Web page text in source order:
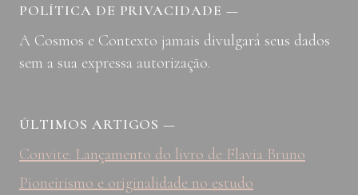
POLÍTICA DE PRIVACIDADE—
A Cosmos e Contexto jamais divulgará seus dados
sem a sua expressa autorização.
ÚLTIMOS ARTIGOS—
Convite: Lançamento do livro de Flavia Bruno
Pioneirismo e originalidade no estudo